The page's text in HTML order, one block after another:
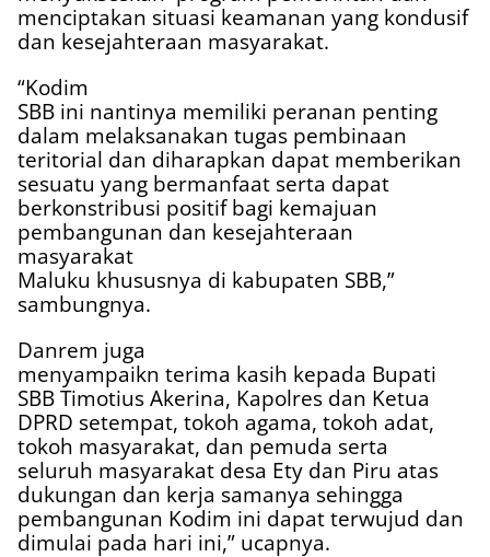
menciptakan situasi keamanan yang kondusif
dan kesejahteraan masyarakat.
“Kodim
SBB ini nantinya memiliki peranan penting
dalam melaksanakan tugas pembinaan
teritorial dan diharapkan dapat memberikan
sesuatu yang bermanfaat serta dapat
berkonstribusi positif bagi kemajuan
pembangunan dan kesejahteraan
masyarakat
Maluku khususnya di kabupaten SBB,”
sambungnya.
Danrem juga
menyampaikn terima kasih kepada Bupati
SBB Timotius Akerina, Kapolres dan Ketua
DPRD setempat, tokoh agama, tokoh adat,
tokoh masyarakat, dan pemuda serta
seluruh masyarakat desa Ety dan Piru atas
dukungan dan kerja samanya sehingga
pembangunan Kodim ini dapat terwujud dan
dimulai pada hari ini,” ucapnya.